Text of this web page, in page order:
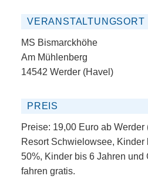
VERANSTALTUNGSORT
MS Bismarckhöhe
Am Mühlenberg
14542 Werder (Havel)
PREIS
Preise: 19,00 Euro ab
Resort Schwielowsee, Kinder
50%, Kinder bis 6 Jahren und
fahren gratis.